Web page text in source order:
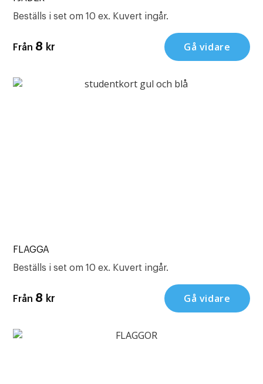
Beställs i set om 10 ex. Kuvert ingår.
Från 8 kr Gå vidare
FLAGGA
Beställs i set om 10 ex. Kuvert ingår.
Från 8 kr Gå vidare